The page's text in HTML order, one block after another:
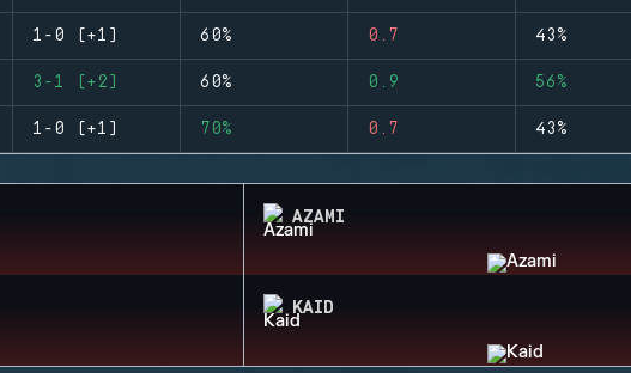
1-0 (+1) 60% 0.7 43%
3-1 (+2) 60% 0.9 56%
1-0 (+1) 70% 0.7 43%
AZAMI
KAID